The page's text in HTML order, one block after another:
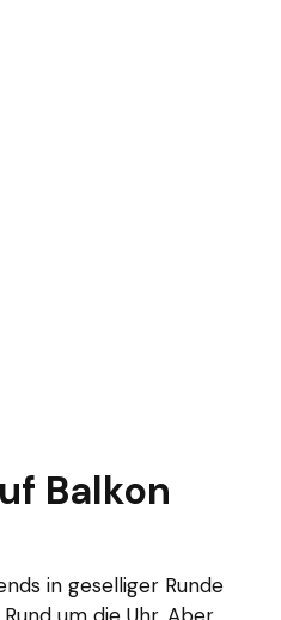
Balkon
in geselliger Runde